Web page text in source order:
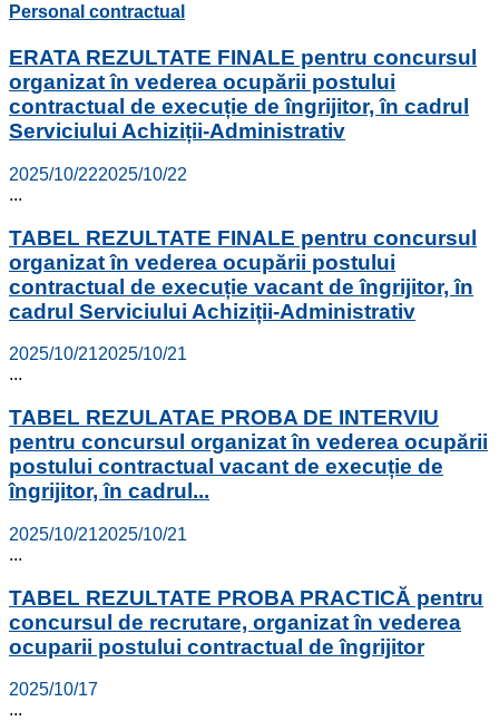
Personal contractual
ERATA REZULTATE FINALE pentru concursul
organizat în vederea ocupării postului
contractual de execuție de îngrijitor, în cadrul
Serviciului Achiziții-Administrativ
2025/10/222025/10/22
...
TABEL REZULTATE FINALE pentru concursul
organizat în vederea ocupării postului
contractual de execuție vacant de îngrijitor, în
cadrul Serviciului Achiziții-Administrativ
2025/10/212025/10/21
...
TABEL REZULATAE PROBA DE INTERVIU
pentru concursul organizat în vederea ocupării
postului contractual vacant de execuție de
îngrijitor, în cadrul...
2025/10/212025/10/21
...
TABEL REZULTATE PROBA PRACTICĂ pentru
concursul de recrutare, organizat în vederea
ocuparii postului contractual de îngrijitor
2025/10/17
...